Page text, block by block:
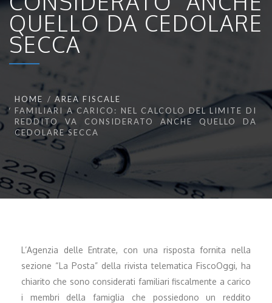
QUELLO DA CEDOLARE
SECCA
HOME
AREA FISCALE
FAMILIARI A CARICO: NEL CALCOLO DEL LIMITE DI
REDDITO VA CONSIDERATO ANCHE QUELLO DA
CEDOLARE SECCA
L’Agenzia delle Entrate, con una risposta fornita nella
sezione “La Posta” della rivista telematica FiscoOggi, ha
chiarito che sono considerati familiari fiscalmente a carico
i membri della famiglia che possiedono un reddito